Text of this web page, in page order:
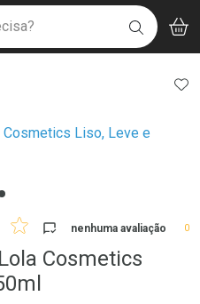
BUSCAR
nenhuma avaliação 0
Cosmetics